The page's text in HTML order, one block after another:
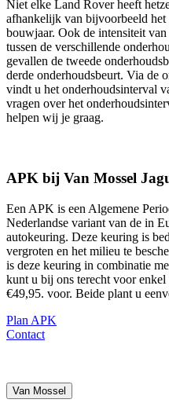
Niet elke Land Rover heeft
afhankelijk van bijvoorbeeld
bouwjaar. Ook de intensiteit
tussen de verschillende
gevallen de tweede
derde onderhoudsbeurt. Via de
vindt u het onderhoudsinterval
vragen over het
helpen wij je graag.
APK bij Van Mossel
Een APK is een Algemene
Nederlandse variant van de in
autokeuring. Deze keuring is
vergroten en het milieu te
is deze keuring in combinatie
kunt u bij ons terecht voor
€49,95. voor. Beide plant u
Plan APK
Contact
Van Mossel